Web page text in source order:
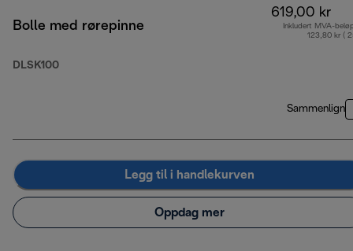
Bolle med rørepinne
DLSK100
619,00 kr
Inkludert MVA-
123,80 kr (
Sammenlign
Legg til i handlekurven
Oppdag mer